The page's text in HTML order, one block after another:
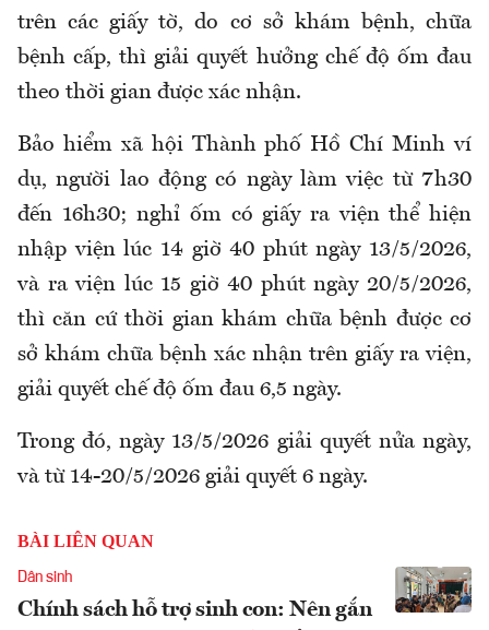
trên các giấy tờ, do cơ sở khám bệnh, chữa
bệnh cấp, thì giải quyết hưởng chế độ ốm đau
theo thời gian được xác nhận.
Bảo hiểm xã hội Thành phố Hồ Chí Minh ví
dụ, người lao động có ngày làm việc từ 7h30
đến 16h30; nghỉ ốm có giấy ra viện thể hiện
nhập viện lúc 14 giờ 40 phút ngày 13/5/2026,
và ra viện lúc 15 giờ 40 phút ngày 20/5/2026,
thì căn cứ thời gian khám chữa bệnh được cơ
sở khám chữa bệnh xác nhận trên giấy ra viện,
giải quyết chế độ ốm đau 6,5 ngày.
Trong đó, ngày 13/5/2026 giải quyết nửa ngày,
và từ 14-20/5/2026 giải quyết 6 ngày.
BÀI LIÊN QUAN
Dân sinh
Chính sách hỗ trợ sinh con: Nên gắn